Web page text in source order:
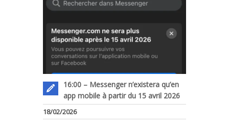
16:00 – Messenger n’existera qu’en
app mobile à partir du 15 avril 2026
18/02/2026